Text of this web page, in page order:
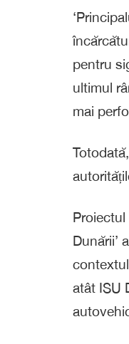
pentru
ultimul
mai
Dunării’
atât ISU